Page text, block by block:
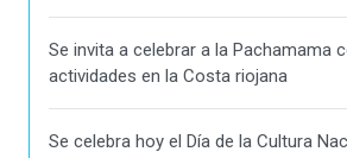
Se invita a celebrar a la Pachamama
actividades en la Costa riojana
Se celebra hoy el Día de la Cultura